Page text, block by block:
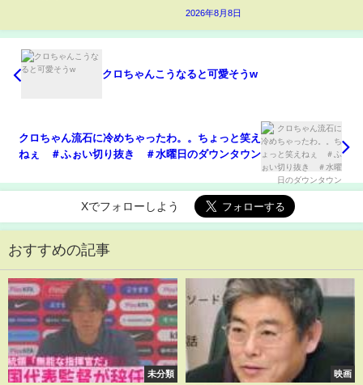
2026年8月8日
クロちゃんこうなると可愛そうw
クロちゃん流石に冷めちゃったわ。。ちょっと笑え
ねぇ ＃ふぉい切り抜き ＃水曜日のダウンタウン
Xでフォローしよう
おすすめの記事
未分類 映画